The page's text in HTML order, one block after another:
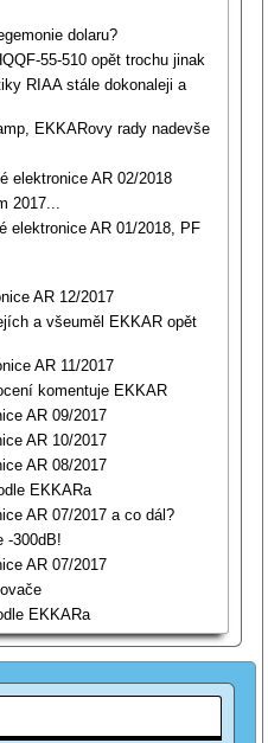
dolaru?
55-510 opět trochu jinak
RIAA stále dokonaleji a
EKKARovy rady nadevše
elektronice AR 02/2018
2017...
elektronice AR 01/2018, PF
AR 12/2017
a všeuměl EKKAR opět
AR 11/2017
komentuje EKKAR
AR 09/2017
AR 10/2017
AR 08/2017
EKKARa
AR 07/2017 a co dál?
-300dB!
AR 07/2017
EKKARa